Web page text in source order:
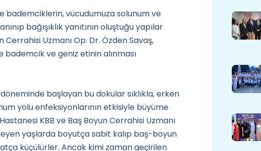
bademciklerin, vücudumuza solunum ve
bağışıklık yanıtının oluştuğu yapılar
Uzmanı Op. Dr. Özden Savaş,
bademcik ve geniz etinin alınması
başlayan bu dokular sıklıkla, erken
yolu enfeksiyonlarının etkisiyle büyüme
KBB ve Baş Boyun Cerrahisi Uzmanı
yaşlarda boyutça sabit kalıp baş-boyun
küçülürler. Ancak kimi zaman geçirilen